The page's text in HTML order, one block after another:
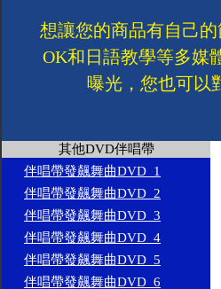
想讓您的商品有自己
OK和日語教學等多媒
曝光，您也可以
其他DVD伴唱帶
伴唱帶發飆舞曲DVD_1
伴唱帶發飆舞曲DVD_2
伴唱帶發飆舞曲DVD_3
伴唱帶發飆舞曲DVD_4
伴唱帶發飆舞曲DVD_5
伴唱帶發飆舞曲DVD_6